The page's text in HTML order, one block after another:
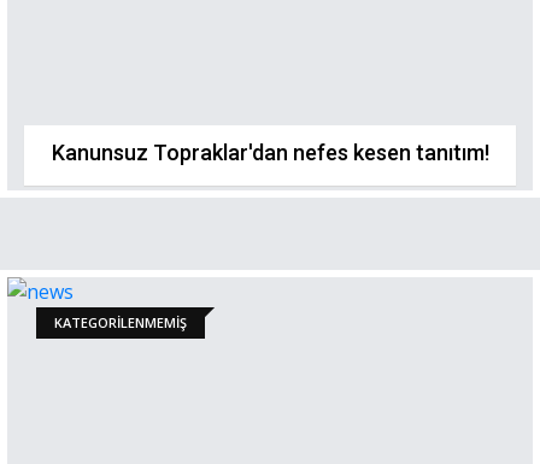
Kanunsuz Topraklar'dan nefes kesen tanıtım!
KATEGORILENMEMIŞ